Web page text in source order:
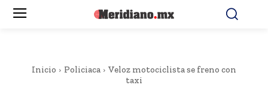
Inicio Policiaca
Veloz motociclista se freno con
taxi